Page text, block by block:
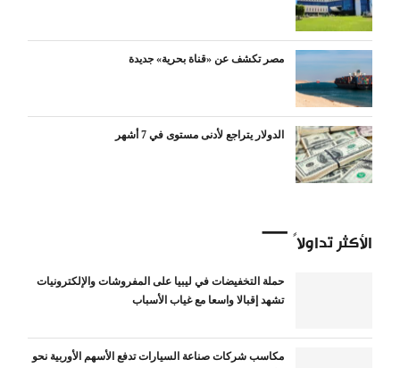
مصر تكشف عن «قناة بحرية» جديدة
الدولار يتراجع لأدنى مستوى في 7 أشهر
الأكثر تداولاً
حملة التخفيضات في ليبيا على المفروشات والإلكترونيات
تشهد إقبالا واسعا مع غياب الأسباب
مكاسب شركات صناعة السيارات تدفع الأسهم الأوربية نحو